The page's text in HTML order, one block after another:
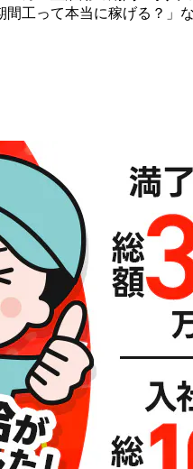
工って本当に稼げる？」